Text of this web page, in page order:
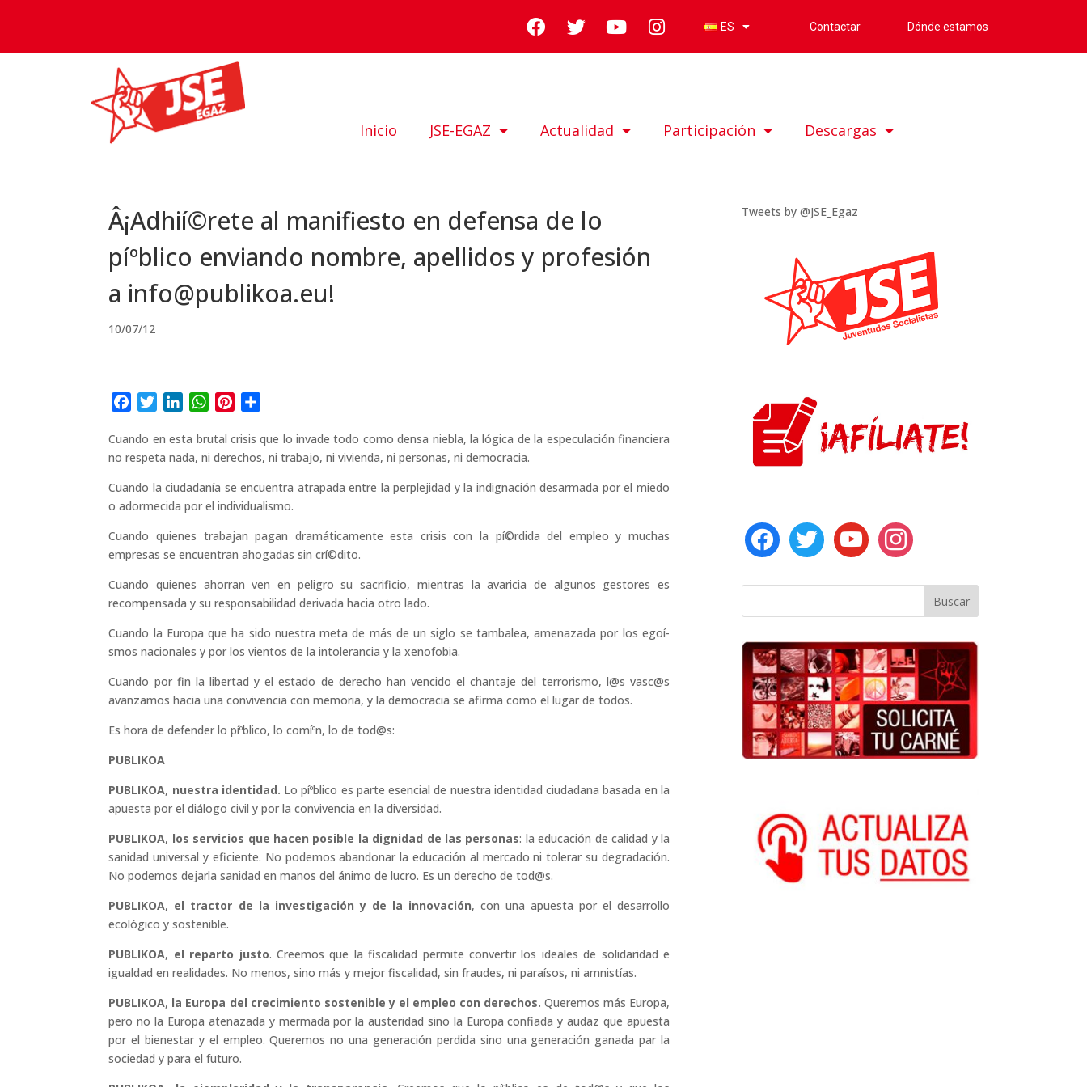
ES Contactar Dónde estamos
Inicio JSE-EGAZ Actualidad Participación Descargas
Â¡Adhií©rete al manifiesto en defensa de lo
píºblico enviando nombre, apellidos y profesión
a info@publikoa.eu!
10/07/12
c
e
k
i
t
n
k
e
I
n
W
a
t
s
A
p
n
t
s
t
m
p
r
i
r
Cuando en esta brutal crisis que lo invade todo como densa niebla, la lógica de la especulación financiera
no respeta nada, ni derechos, ni trabajo, ni vivienda, ni personas, ni democracia.
Cuando la ciudadaní­a se encuentra atrapada entre la perplejidad y la indignación desarmada por el miedo
o adormecida por el individualismo.
Cuando quienes trabajan pagan dramáticamente esta crisis con la pí©rdida del empleo y muchas
empresas se encuentran ahogadas sin crí©dito.
Cuando quienes ahorran ven en peligro su sacrificio, mientras la avaricia de algunos gestores es
recompensada y su responsabilidad derivada hacia otro lado.
Cuando la Europa que ha sido nuestra meta de más de un siglo se tambalea, amenazada por los egoí­
smos nacionales y por los vientos de la intolerancia y la xenofobia.
Cuando por fin la libertad y el estado de derecho han vencido el chantaje del terrorismo, l@s vasc@s
avanzamos hacia una convivencia con memoria, y la democracia se afirma como el lugar de todos.
Es hora de defender lo píºblico, lo comíºn, lo de tod@s:
PUBLIKOA
PUBLIKOA, nuestra identidad. Lo píºblico es parte esencial de nuestra identidad ciudadana basada en la
apuesta por el diálogo civil y por la convivencia en la diversidad.
PUBLIKOA, los servicios que hacen posible la dignidad de las personas: la educación de calidad y la
sanidad universal y eficiente. No podemos abandonar la educación al mercado ni tolerar su degradación.
No podemos dejarla sanidad en manos del ánimo de lucro. Es un derecho de tod@s.
PUBLIKOA, el tractor de la investigación y de la innovación, con una apuesta por el desarrollo
ecológico y sostenible.
PUBLIKOA, el reparto justo. Creemos que la fiscalidad permite convertir los ideales de solidaridad e
igualdad en realidades. No menos, sino más y mejor fiscalidad, sin fraudes, ni paraí­sos, ni amnistí­as.
PUBLIKOA, la Europa del crecimiento sostenible y el empleo con derechos. Queremos más Europa,
pero no la Europa atenazada y mermada por la austeridad sino la Europa confiada y audaz que apuesta
por el bienestar y el empleo. Queremos no una generación perdida sino una generación ganada par la
sociedad y para el futuro.
Tweets by @JSE_Egaz